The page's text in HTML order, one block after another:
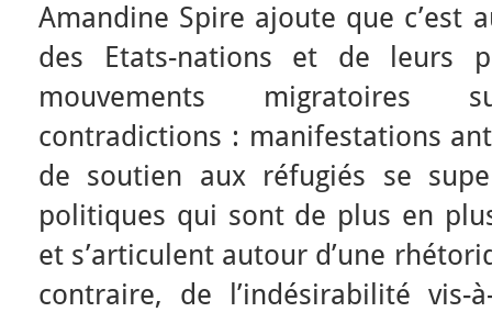
Amandine Spire ajoute que c’est
des Etats-nations et de leurs
mouvements migratoires
contradictions : manifestations
de soutien aux réfugiés se
politiques qui sont de plus en
et s’articulent autour d’une
contraire, de l’indésirabilité vis-